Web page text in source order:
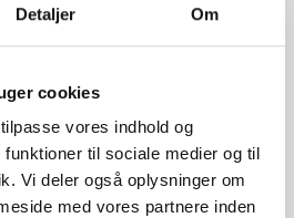
Detaljer Om
cookies
vores indhold og
til sociale medier og til
Vi deler også oplysninger om
med vores partnere inden